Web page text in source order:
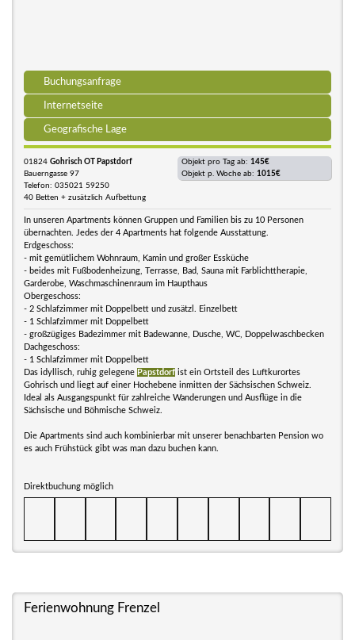
Buchungsanfrage
Internetseite
Geografische Lage
01824 Gohrisch OT Papstdorf
Bauerngasse 97
Telefon: 035021 59250
40 Betten + zusätzlich Aufbettung
Objekt pro Tag ab: 145€
Objekt p. Woche ab: 1015€
In unseren Apartments können Gruppen und Familien bis zu 10 Personen
übernachten. Jedes der 4 Apartments hat folgende Ausstattung.
Erdgeschoss:
- mit gemütlichem Wohnraum, Kamin und großer Essküche
- beides mit Fußbodenheizung, Terrasse, Bad, Sauna mit Farblichttherapie,
Garderobe, Waschmaschinenraum im Haupthaus
Obergeschoss:
- 2 Schlafzimmer mit Doppelbett und zusätzl. Einzelbett
- 1 Schlafzimmer mit Doppelbett
- großzügiges Badezimmer mit Badewanne, Dusche, WC, Doppelwaschbecken
Dachgeschoss:
- 1 Schlafzimmer mit Doppelbett
Das idyllisch, ruhig gelegene Papstdorf ist ein Ortsteil des Luftkurortes
Gohrisch und liegt auf einer Hochebene inmitten der Sächsischen Schweiz.
Ideal als Ausgangspunkt für zahlreiche Wanderungen und Ausflüge in die
Sächsische und Böhmische Schweiz.
Die Apartments sind auch kombinierbar mit unserer benachbarten Pension wo
es auch Frühstück gibt was man dazu buchen kann.
Direktbuchung möglich
Ferienwohnung Frenzel